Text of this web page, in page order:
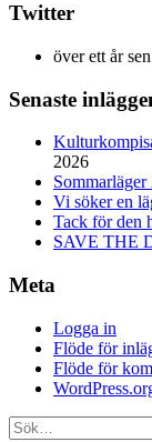
Twitter
över ett år sen
Senaste
2026
Vi söker en
Tack för den
SAVE THE
Meta
Logga in
Flöde för
Flöde för